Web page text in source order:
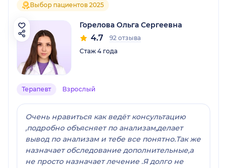
Выбор пациентов 2025
Горелова Ольга Сергеевна
4.7
92 отзыва
Стаж 4 года
Терапевт Взрослый
Очень нравиться как ведёт консультацию
,подробно объясняет по анализам,делает
вывод по анализам и тебе все понятно.Так же
назначает обследование дополнительные,а
не просто назначает лечение .Я долго не